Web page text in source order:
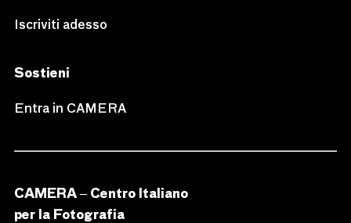
Iscriviti adesso
Sostieni
Entra in CAMERA
CAMERA – Centro Italiano
per la Fotografia